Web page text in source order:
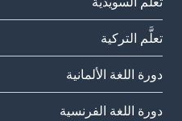
تعلَّم التركية
دورة اللغة الألمانية
دورة اللغة الفرنسية